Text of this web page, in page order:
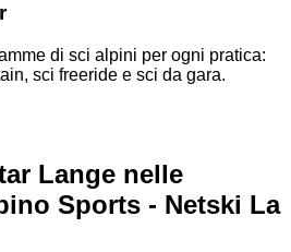
di sci alpini per ogni pratica:
sci freeride e sci da gara.
Lange nelle
Sports - Netski La